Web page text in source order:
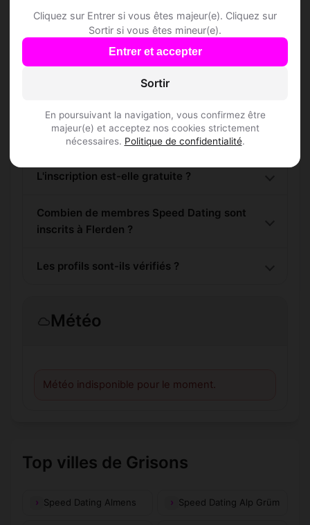
Cliquez sur Entrer si vous êtes majeur(e). Cliquez sur
Sortir si vous êtes mineur(e).
Entrer et accepter
Sortir
En poursuivant la navigation, vous confirmez être
majeur(e) et acceptez nos cookies strictement
nécessaires. Politique de confidentialité.
Questions fréquentes
Comment trouver Speed Dating à Flerden ?
L'inscription est-elle gratuite ?
Combien de membres Speed Dating sont
inscrits à Flerden ?
Les profils sont-ils vérifiés ?
Météo
Météo indisponible pour le moment.
Top villes de Grisons
Speed Dating Almens Speed Dating Alp Grüm